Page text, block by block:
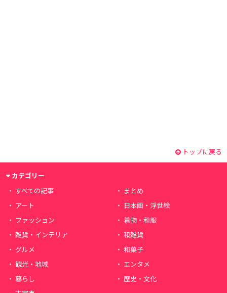
トップに戻る
カテゴリー
すべての記事
まとめ
アート
日本画・浮世絵
ファッション
着物・和服
雑貨・インテリア
和雑貨
グルメ
和菓子
観光・地域
エンタメ
暮らし
歴史・文化